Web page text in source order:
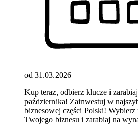
od 31.03.2026
Kup teraz, odbierz klucze i
października! Zainwestuj w
biznesowej części Polski! Wybierz
Twojego biznesu i zarabiaj na